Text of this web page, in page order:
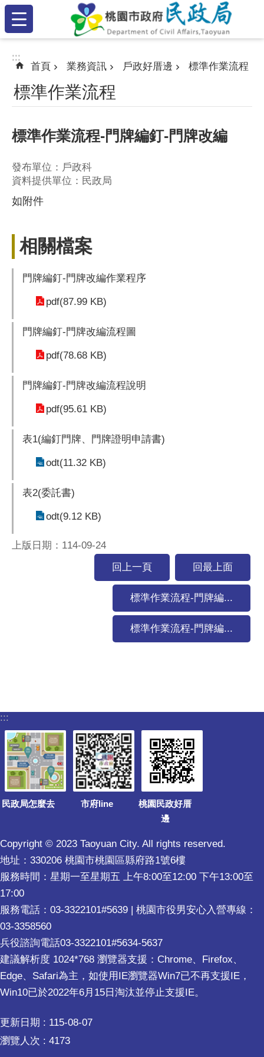
跳到主要內容區塊
:::
:::
:::
首頁 業務資訊 戶政好厝邊 標準作業流程
標準作業流程
標準作業流程-門牌編釘-門牌改編
發布單位：戶政科
資料提供單位：民政局
如附件
相關檔案
門牌編釘-門牌改編作業程序
pdf(87.99 KB)
門牌編釘-門牌改編流程圖
pdf(78.68 KB)
門牌編釘-門牌改編流程說明
pdf(95.61 KB)
表1(編釘門牌、門牌證明申請書)
odt(11.32 KB)
表2(委託書)
odt(9.12 KB)
上版日期：114-09-24
回上一頁
回最上面
標準作業流程-門牌編...
標準作業流程-門牌編...
:::
民政局怎麼去 市府line
桃園民政好厝
邊
Copyright © 2023 Taoyuan City. All rights reserved.
地址：330206 桃園市桃園區縣府路1號6樓
服務時間：星期一至星期五 上午8:00至12:00 下午13:00至
17:00
服務電話：03-3322101#5639 | 桃園市役男安心入營專線：
03-3358560
兵役諮詢電話03-3322101#5634-5637
建議解析度 1024*768 瀏覽器支援：Chrome、Firefox、
Edge、Safari為主，如使用IE瀏覽器Win7已不再支援IE，
Win10已於2022年6月15日淘汰並停止支援IE。
更新日期
115-08-07
瀏覽人次
4173